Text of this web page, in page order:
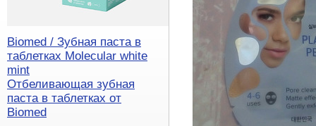
Biomed / Зубная паста в
таблетках Molecular white
mint
Отбеливающая зубная
паста в таблетках от
Biomed